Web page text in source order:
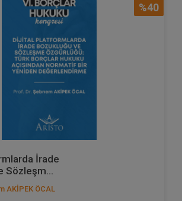
%40
İrade
Sözleşm...
AKİPEK ÖCAL